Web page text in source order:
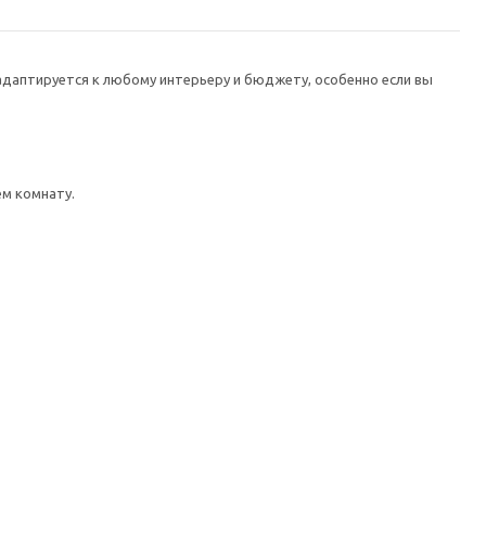
к любому интерьеру и бюджету, особенно если вы
комнату.